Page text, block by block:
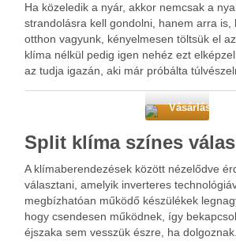
Ha közeledik a nyár, akkor nemcsak a
strandolásra kell gondolni, hanem arra is,
otthon vagyunk, kényelmesen töltsük el
klíma nélkül pedig igen nehéz ezt
az tudja igazán, aki már próbálta
Vásárlás
Split klíma színes
A klímaberendezések között nézelődve
választani, amelyik inverteres
megbízhatóan működő készülékek
hogy csendesen működnek, így
éjszaka sem vesszük észre, ha